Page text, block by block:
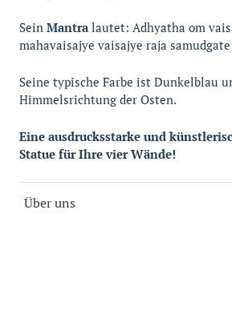
Sein Mantralautet: Adhyatha om
mahavaisajye vaisajye raja
Seine typische Farbe ist Dunkelblau
Himmelsrichtung der Osten.
Eine ausdrucksstarke und
Statue für Ihre vier Wände!
Über uns